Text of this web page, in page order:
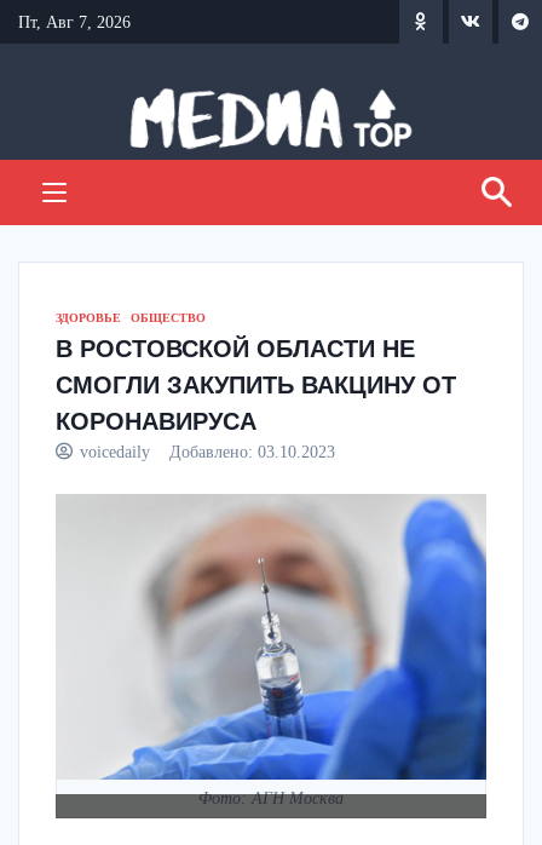
Перейти
к
Пт, Авг 7, 2026
ЗДОРОВЬЕ ОБЩЕСТВО
В РОСТОВСКОЙ ОБЛАСТИ НЕ
СМОГЛИ ЗАКУПИТЬ ВАКЦИНУ ОТ
КОРОНАВИРУСА
voicedaily Добавлено: 03.10.2023
Фото: АГН Москва